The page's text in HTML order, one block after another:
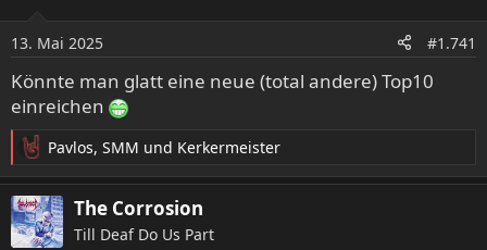
l
r
l
a
m
13. Mai 2025 #1.741
Könnte man glatt eine neue (total andere) Top10
einreichen
R
e
a
k
t
Pavlos, SMM und Kerkermeister
The Corrosion
Till Deaf Do Us Part